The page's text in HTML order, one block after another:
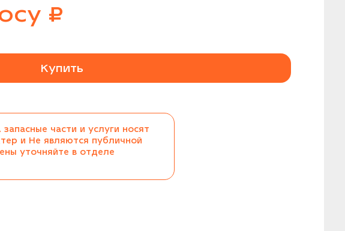
₽
Купить
части и услуги носят
и Не являются публичной
уточняйте в отделе